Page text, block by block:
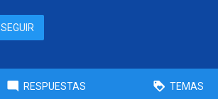
SEGUIR
RESPUESTAS TEMAS